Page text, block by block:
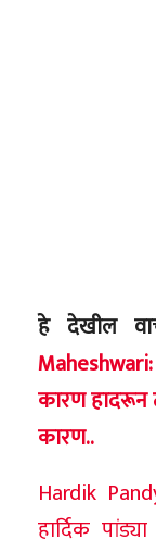
हे देखील
Maheshwari:
कारण हादरून
कारण..
Hardik
हार्दिक